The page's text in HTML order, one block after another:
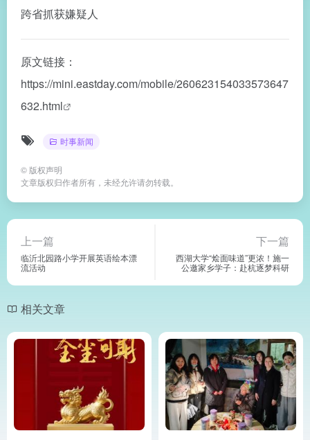
跨省抓获嫌疑人
原文链接：
https://mini.eastday.com/mobile/260623154033573647
632.html
时事新闻
© 版权声明
文章版权归作者所有，未经允许请勿转载。
上一篇
临沂北园路小学开展英语绘本漂
流活动
下一篇
西湖大学“烩面味道”更浓！施一
公邀家乡学子：赴杭逐梦科研
相关文章